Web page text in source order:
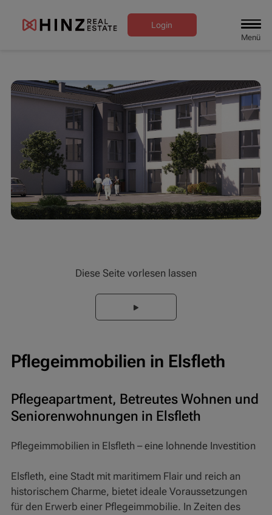
Login
Diese Seite vorlesen lassen
Pflegeimmobilien in Elsfleth
Pflegeapartment, Betreutes Wohnen und
Seniorenwohnungen in Elsfleth
Pflegeimmobilien in Elsfleth – eine lohnende Investition
Elsfleth, eine Stadt mit maritimem Flair und reich an
historischem Charme, bietet ideale Voraussetzungen
für den Erwerb einer Pflegeimmobilie. In Zeiten des